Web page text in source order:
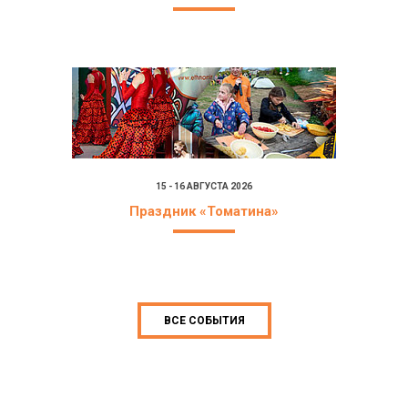
15 - 16 АВГУСТА 2026
Праздник «Томатина»
ВСЕ СОБЫТИЯ